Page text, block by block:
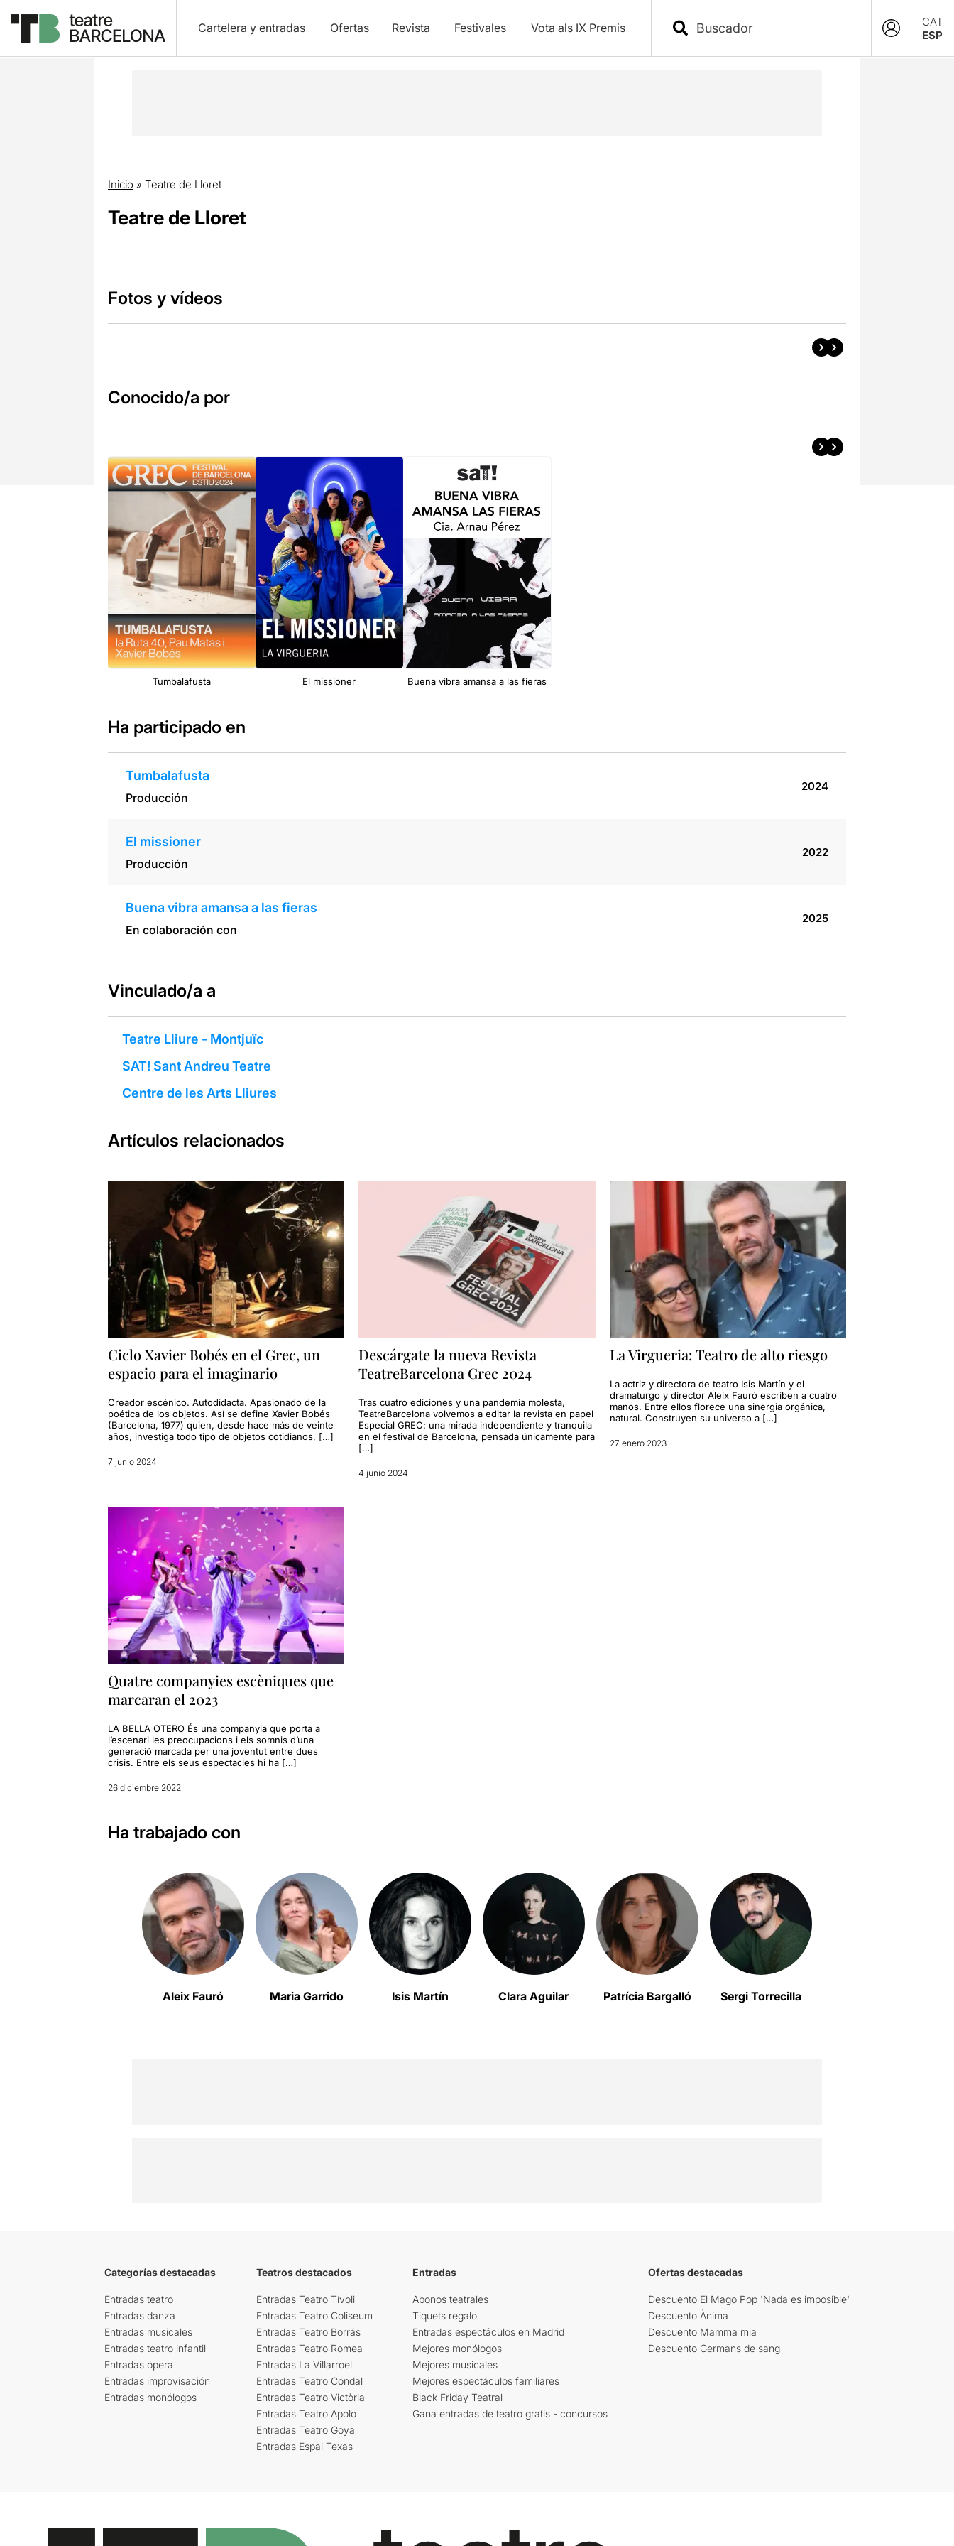
Cartelera y entradas Ofertas Revista Festivales Vota als IX Premis
CAT
ESP
Inicio » Teatre de Lloret
Teatre de Lloret
Fotos y vídeos
Conocido/a por
Tumbalafusta El missioner Buena vibra amansa a las fieras
Ha participado en
Tumbalafusta
Producción
2024
El missioner
Producción
2022
Buena vibra amansa a las fieras
En colaboración con
2025
Vinculado/a a
Teatre Lliure - Montjuïc
SAT! Sant Andreu Teatre
Centre de les Arts Lliures
Artículos relacionados
Ciclo Xavier Bobés en el Grec, un
espacio para el imaginario
Creador escénico. Autodidacta. Apasionado de la
poética de los objetos. Así se define Xavier Bobés
(Barcelona, ​​1977) quien, desde hace más de veinte
años, investiga todo tipo de objetos cotidianos, […]
7 junio 2024
Descárgate la nueva Revista
TeatreBarcelona Grec 2024
Tras cuatro ediciones y una pandemia molesta,
TeatreBarcelona volvemos a editar la revista en papel
Especial GREC: una mirada independiente y tranquila
en el festival de Barcelona, pensada únicamente para
[…]
4 junio 2024
La Virgueria: Teatro de alto riesgo
La actriz y directora de teatro Isis Martín y el
dramaturgo y director Aleix Fauró escriben a cuatro
manos. Entre ellos florece una sinergia orgánica,
natural. Construyen su universo a […]
27 enero 2023
Quatre companyies escèniques que
marcaran el 2023
LA BELLA OTERO És una companyia que porta a
l’escenari les preocupacions i els somnis d’una
generació marcada per una joventut entre dues
crisis. Entre els seus espectacles hi ha […]
26 diciembre 2022
Ha trabajado con
Aleix Fauró Maria Garrido Isis Martín Clara Aguilar Patrícia Bargalló Sergi Torrecilla
Categorías destacadas
Entradas teatro
Entradas danza
Entradas musicales
Entradas teatro infantil
Entradas ópera
Entradas improvisación
Entradas monólogos
Teatros destacados
Entradas Teatro Tívoli
Entradas Teatro Coliseum
Entradas Teatro Borrás
Entradas Teatro Romea
Entradas La Villarroel
Entradas Teatro Condal
Entradas Teatro Victòria
Entradas Teatro Apolo
Entradas Teatro Goya
Entradas Espai Texas
Entradas
Abonos teatrales
Tiquets regalo
Entradas espectáculos en Madrid
Mejores monólogos
Mejores musicales
Mejores espectáculos familiares
Black Friday Teatral
Gana entradas de teatro gratis - concursos
Ofertas destacadas
Descuento El Mago Pop 'Nada es imposible'
Descuento Ànima
Descuento Mamma mia
Descuento Germans de sang